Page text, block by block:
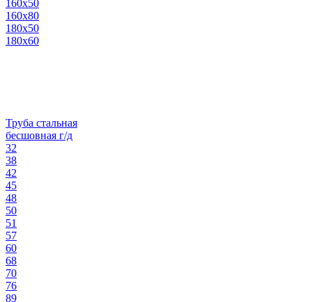
160х50
160х80
180х50
180х60
Труба стальная
бесшовная г/д
32
38
42
45
48
50
51
57
60
68
70
76
89